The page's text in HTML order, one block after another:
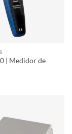
| Medidor de